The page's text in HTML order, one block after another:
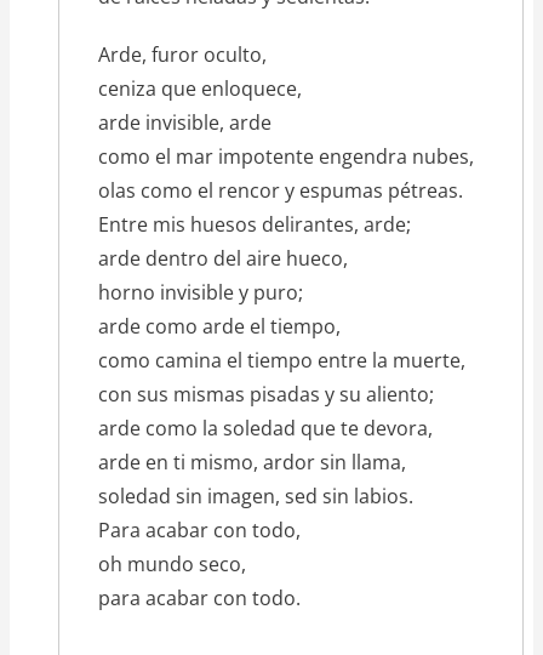
Arde, furor oculto,
ceniza que enloquece,
arde invisible, arde
como el mar impotente engendra nubes,
olas como el rencor y espumas pétreas.
Entre mis huesos delirantes, arde;
arde dentro del aire hueco,
horno invisible y puro;
arde como arde el tiempo,
como camina el tiempo entre la muerte,
con sus mismas pisadas y su aliento;
arde como la soledad que te devora,
arde en ti mismo, ardor sin llama,
soledad sin imagen, sed sin labios.
Para acabar con todo,
oh mundo seco,
para acabar con todo.